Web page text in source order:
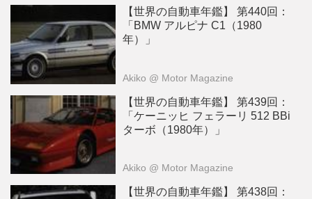
【世界の自動車年鑑】 第440回：
「BMW アルピナ C1（1980
年）」
Akiko @ Motor Magazine
【世界の自動車年鑑】 第439回：
「ケーニッヒ フェラーリ 512 BBi
ターボ（1980年）」
Akiko @ Motor Magazine
【世界の自動車年鑑】 第438回：